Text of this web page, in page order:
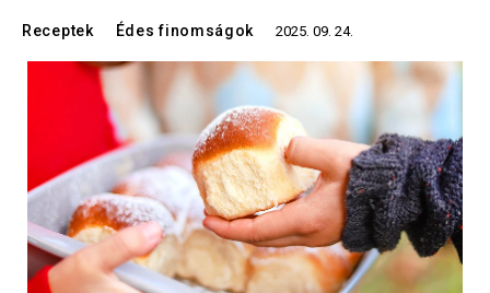
Receptek Édes finomságok 2025. 09. 24.